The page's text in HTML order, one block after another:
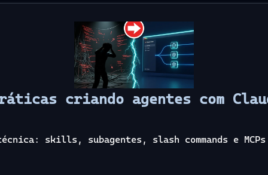
criando agentes com
skills, subagentes, slash commands e MCPs